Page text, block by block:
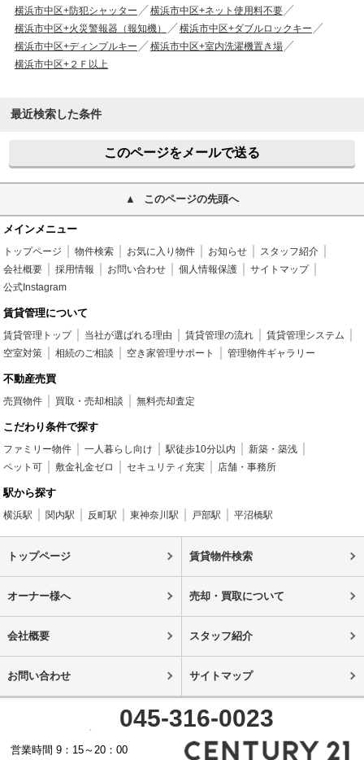
横浜市中区+防犯シャッター
横浜市中区+ネット使用料不要
横浜市中区+火災警報器（報知機）
横浜市中区+ダブルロックキー
横浜市中区+ディンプルキー
横浜市中区+室内洗濯機置き場
横浜市中区+２Ｆ以上
最近検索した条件
このページをメールで送る
このページの先頭へ
メインメニュー
トップページ 物件検索 お気に入り物件 お知らせ
スタッフ紹介
会社概要
採用情報 お問い合わせ 個人情報保護
サイトマップ
公式Instagram
賃貸管理について
賃貸管理トップ 当社が選ばれる理由 賃貸管理の流れ
賃貸管理システム
空室対策
相続のご相談 空き家管理サポート 管理物件ギャラリー
不動産売買
売買物件 買取・売却相談 無料売却査定
こだわり条件で探す
ファミリー物件 一人暮らし向け 駅徒歩10分以内
新築・築浅
ペット可
敷金礼金ゼロ セキュリティ充実 店舗・事務所
駅から探す
横浜駅 関内駅 反町駅 東神奈川駅 戸部駅 平沼橋駅
トップページ 賃貸物件検索
オーナー様へ 売却・買取について
会社概要 スタッフ紹介
お問い合わせ サイトマップ
045-316-0023
営業時間 9：15～20：00